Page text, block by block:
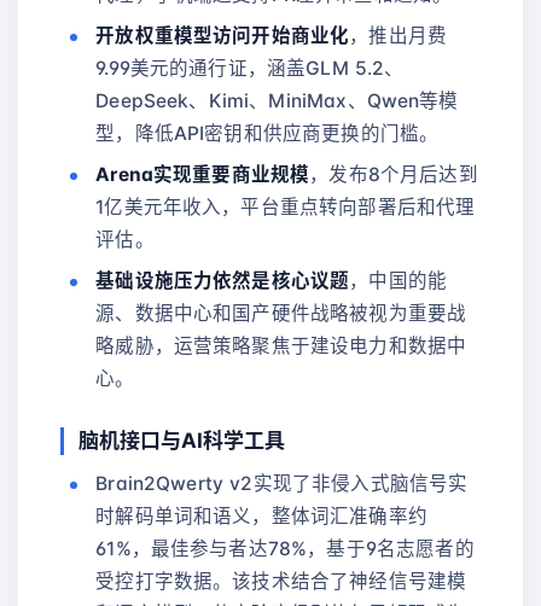
开放权重模型访问开始商业化，推出月费
9.99美元的通行证，涵盖GLM 5.2、
DeepSeek、Kimi、MiniMax、Qwen等模
型，降低API密钥和供应商更换的门槛。
Arena实现重要商业规模，发布8个月后达到
1亿美元年收入，平台重点转向部署后和代理
评估。
基础设施压力依然是核心议题，中国的能
源、数据中心和国产硬件战略被视为重要战
略威胁，运营策略聚焦于建设电力和数据中
心。
脑机接口与AI科学工具
Brain2Qwerty v2实现了非侵入式脑信号实
时解码单词和语义，整体词汇准确率约
61%，最佳参与者达78%，基于9名志愿者的
受控打字数据。该技术结合了神经信号建模